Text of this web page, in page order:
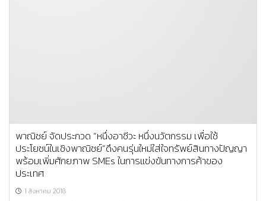
พาณิชย์ จัดประกวด “หนึ่งอาชีวะ หนึ่งนวัตกรรม เพื่อใช้
ประโยชน์ในเชิงพาณิชย์”ดึงคนรุ่นใหม่ใส่ใจทรัพย์สินทางปัญญา
พร้อมเพิ่มศักยภาพ SMEs ในการแข่งขันทางการค้าของ
ประเทศ
1 สิงหาคม 2018